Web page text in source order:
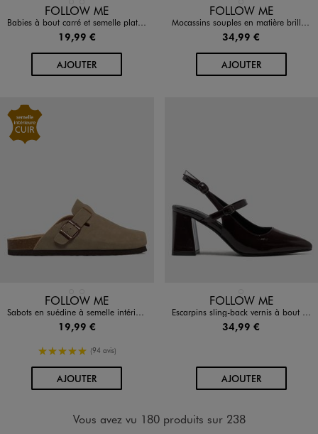
Disponible en 2 coloris
FOLLOW ME
Babies à bout carré et semelle plate femme
19,99 €
AJOUTERAU PANIER
Disponible en 1 coloris
FOLLOW ME
Mocassins souples en matière brillante femme - Follow Me
34,99 €
AJOUTERAU PANIER
Disponible en 2 coloris
FOLLOW ME
Sabots en suédine à semelle intérieure cuir anatomique femme - Follow Me
19,99 €
5/5 de moyenne
(94 avis)
AJOUTERAU PANIER
Disponible en 1 coloris
FOLLOW ME
Escarpins sling-back vernis à bout pointu et talon large femme - Follow Me
34,99 €
AJOUTERAU PANIER
Vous avez vu 180 produits sur 238